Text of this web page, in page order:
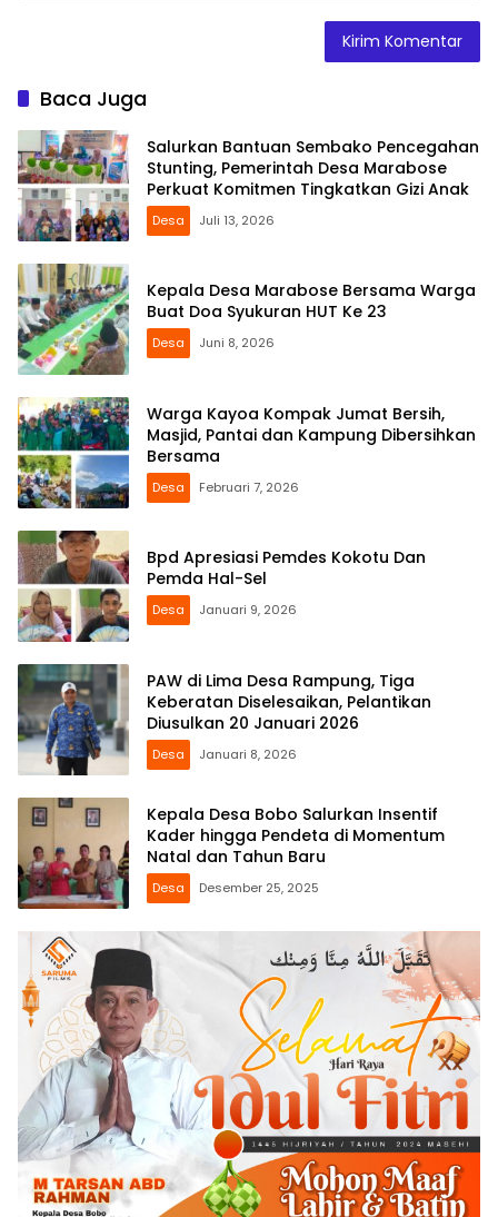
Baca Juga
Salurkan Bantuan Sembako Pencegahan
Stunting, Pemerintah Desa Marabose
Perkuat Komitmen Tingkatkan Gizi Anak
Desa Juli 13, 2026
Kepala Desa Marabose Bersama Warga
Buat Doa Syukuran HUT Ke 23
Desa Juni 8, 2026
Warga Kayoa Kompak Jumat Bersih,
Masjid, Pantai dan Kampung Dibersihkan
Bersama
Desa Februari 7, 2026
Bpd Apresiasi Pemdes Kokotu Dan
Pemda Hal-Sel
Desa Januari 9, 2026
PAW di Lima Desa Rampung, Tiga
Keberatan Diselesaikan, Pelantikan
Diusulkan 20 Januari 2026
Desa Januari 8, 2026
Kepala Desa Bobo Salurkan Insentif
Kader hingga Pendeta di Momentum
Natal dan Tahun Baru
Desa Desember 25, 2025